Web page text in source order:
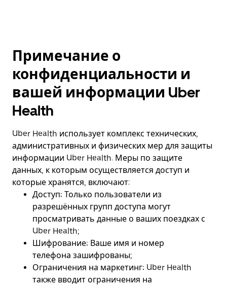
Примечание о
конфиденциальности и
вашей информации Uber
Health
Uber Health использует комплекс технических,
административных и физических мер для защиты
информации Uber Health. Меры по защите
данных, к которым осуществляется доступ и
которые хранятся, включают:
Доступ: Только пользователи из
разрешённых групп доступа могут
просматривать данные о ваших поездках с
Uber Health;
Шифрование: Ваше имя и номер
телефона зашифрованы;
Ограничения на маркетинг: Uber Health
также вводит ограничения на